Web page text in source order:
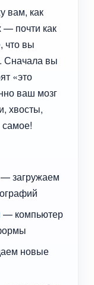
вам, как
— почти как
что вы
Сначала вы
«это
ваш мозг
хвосты,
— загружаем
— компьютер
новые